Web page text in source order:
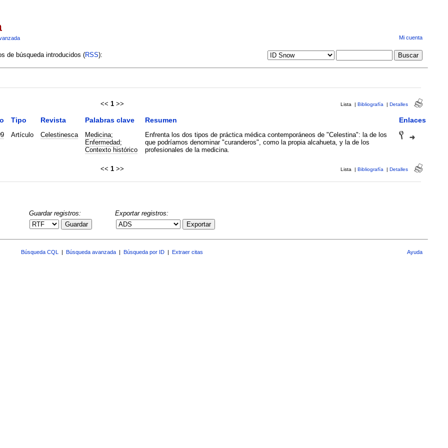
Mi cuenta
de búsqueda introducidos (RSS):
<< 1 >> Lista | Bibliografía | Detalles
Tipo Revista Palabras clave Resumen Enlaces
Artículo Celestinesca Medicina;
Enfermedad;
Contexto histórico
Enfrenta los dos tipos de práctica médica contemporáneos de "Celestina": la de los
que podríamos denominar "curanderos", como la propia alcahueta, y la de los
profesionales de la medicina.
<< 1 >> Lista | Bibliografía | Detalles
Guardar registros:
Guardar
Exportar registros:
Exportar
Búsqueda CQL Búsqueda avanzada Búsqueda por ID Extraer citas Ayuda